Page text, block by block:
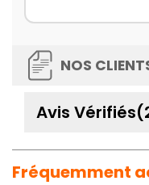
NOS
Avis
Fréquemment